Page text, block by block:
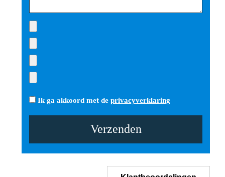
Ik ga akkoord met de privacyverklaring